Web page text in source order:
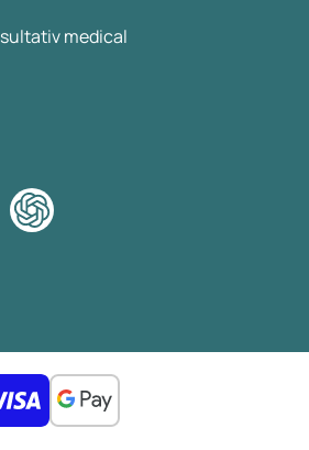
medical